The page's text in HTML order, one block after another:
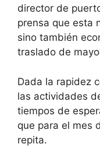
director de
prensa que esta
sino también
traslado de
Dada la rapidez
las actividades
tiempos de
que para el mes
repita.